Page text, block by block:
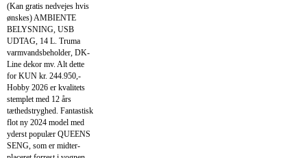
(Kan gratis nedvejes hvis
ønskes) AMBIENTE
BELYSNING, USB
UDTAG, 14 L. Truma
varmvandsbeholder, DK-
Line dekor mv. Alt dette
for KUN kr. 244.950,-
Hobby 2026 er kvalitets
stemplet med 12 års
tæthedstryghed. Fantastisk
flot ny 2024 model med
yderst populær QUEENS
SENG, som er midter-